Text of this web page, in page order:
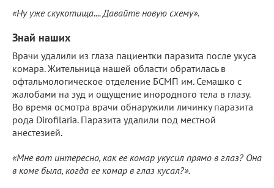
«Ну уже скукотища.... Давайте новую схему».
Знай наших
Врачи удалили из глаза пациентки паразита после укуса
комара. Жительница нашей области обратилась в
офтальмологическое отделение БСМП им. Семашко с
жалобами на зуд и ощущение инородного тела в глазу.
Во время осмотра врачи обнаружили личинку паразита
рода Dirofilaria. Паразита удалили под местной
анестезией.
«Мне вот интересно, как ее комар укусил прямо в глаз? Она
в коме была, когда ее комар в глаз кусал?».